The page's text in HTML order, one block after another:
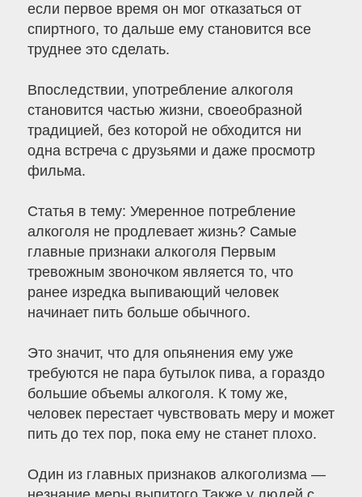
если первое время он мог отказаться от
спиртного, то дальше ему становится все
труднее это сделать.
Впоследствии, употребление алкоголя
становится частью жизни, своеобразной
традицией, без которой не обходится ни
одна встреча с друзьями и даже просмотр
фильма.
Статья в тему: Умеренное потребление
алкоголя не продлевает жизнь? Самые
главные признаки алкоголя Первым
тревожным звоночком является то, что
ранее изредка выпивающий человек
начинает пить больше обычного.
Это значит, что для опьянения ему уже
требуются не пара бутылок пива, а гораздо
большие объемы алкоголя. К тому же,
человек перестает чувствовать меру и может
пить до тех пор, пока ему не станет плохо.
Один из главных признаков алкоголизма —